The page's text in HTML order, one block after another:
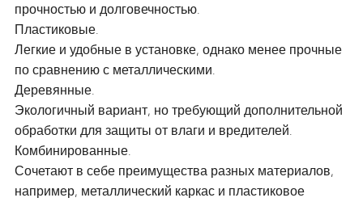
прочностью и долговечностью.
Пластиковые.
Легкие и удобные в установке, однако менее прочные
по сравнению с металлическими.
Деревянные.
Экологичный вариант, но требующий дополнительной
обработки для защиты от влаги и вредителей.
Комбинированные.
Сочетают в себе преимущества разных материалов,
например, металлический каркас и пластиковое